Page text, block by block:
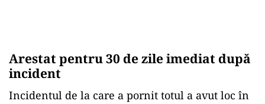
Arestat pentru 30 de zile imediat după
incident
Incidentul de la care a pornit totul a avut loc în